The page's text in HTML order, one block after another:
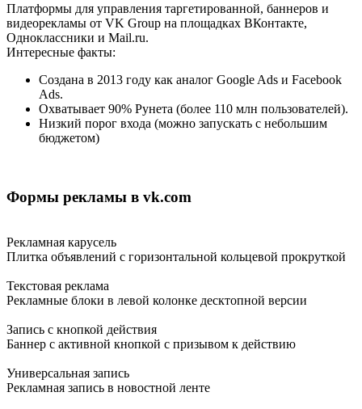
Платформы для управления таргетированной, баннеров и
видеорекламы от VK Group на площадках ВКонтакте,
Одноклассники и Mail.ru.
Интересные факты:
Создана в 2013 году как аналог Google Ads и Facebook
Ads.
Охватывает 90% Рунета (более 110 млн пользователей).
Низкий порог входа (можно запускать с небольшим
бюджетом)
Формы рекламы в vk.com
Рекламная карусель
Плитка объявлений с горизонтальной кольцевой прокруткой
Текстовая реклама
Рекламные блоки в левой колонке десктопной версии
Запись с кнопкой действия
Баннер с активной кнопкой с призывом к действию
Универсальная запись
Рекламная запись в новостной ленте